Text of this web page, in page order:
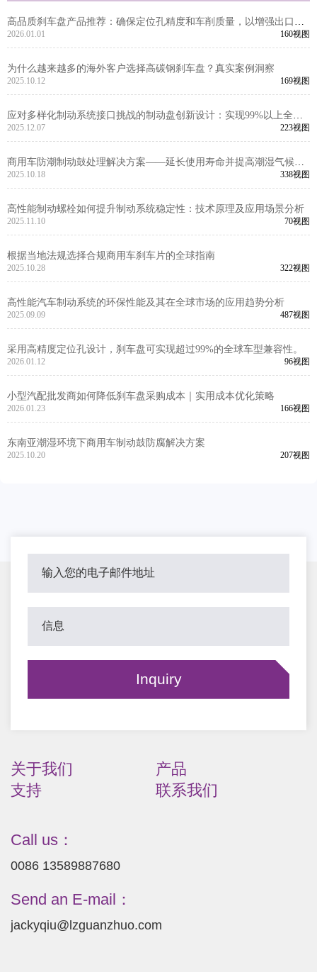
高品质刹车盘产品推荐：确保定位孔精度和车削质量，以增强出口市
场竞争力
2026.01.01 160视图
为什么越来越多的海外客户选择高碳钢刹车盘？真实案例洞察
2025.10.12 169视图
应对多样化制动系统接口挑战的制动盘创新设计：实现99%以上全球
车型兼容性的工程逻辑
2025.12.07 223视图
商用车防潮制动鼓处理解决方案——延长使用寿命并提高潮湿气候下
的安全性
2025.10.18 338视图
高性能制动螺栓如何提升制动系统稳定性：技术原理及应用场景分析
2025.11.10 70视图
根据当地法规选择合规商用车刹车片的全球指南
2025.10.28 322视图
高性能汽车制动系统的环保性能及其在全球市场的应用趋势分析
2025.09.09 487视图
采用高精度定位孔设计，刹车盘可实现超过99%的全球车型兼容性。
2026.01.12 96视图
小型汽配批发商如何降低刹车盘采购成本｜实用成本优化策略
2026.01.23 166视图
东南亚潮湿环境下商用车制动鼓防腐解决方案
2025.10.20 207视图
关于我们
产品
支持
联系我们
Call us：
0086 13589887680
Send an E-mail：
jackyqiu@lzguanzhuo.com